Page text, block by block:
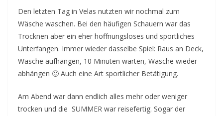
Den letzten Tag in Velas nutzten wir nochmal zum
Wäsche waschen. Bei den häufigen Schauern war das
Trocknen aber ein eher hoffnungsloses und sportliches
Unterfangen. Immer wieder dasselbe Spiel: Raus an Deck,
Wäsche aufhängen, 10 Minuten warten, Wäsche wieder
abhängen 🙂 Auch eine Art sportlicher Betätigung.
Am Abend war dann endlich alles mehr oder weniger
trocken und die SUMMER war reisefertig. Sogar der